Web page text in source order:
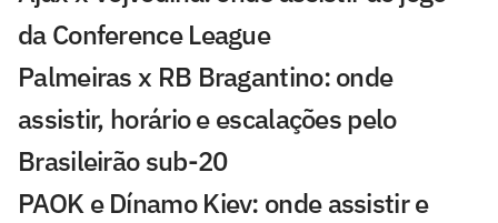
da Conference League
Palmeiras x RB Bragantino: onde
assistir, horário e escalações pelo
Brasileirão sub-20
PAOK e Dínamo Kiev: onde assistir e